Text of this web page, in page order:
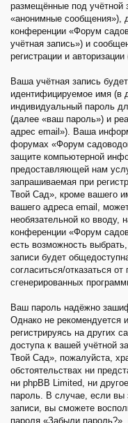
размещённые под учётной
«анонимные сообщения»),
конференции «Форум
учётная запись») и
регистрации и
Ваша учётная запись
идентифицируемое имя (в
индивидуальный пароль
(далее «ваш пароль») и
адрес email»). Ваша
форумах «Форум
защите компьютерной
предоставляющей нам
запрашиваемая при
Твой Сад», кроме вашего
вашего адреса email,
необязательной ко вводу,
конференции «Форум
есть возможность
записи будет
согласиться/отказаться
сгенерированных
Ваш пароль надёжно
Однако не рекомендуется
регистрируясь на других
доступа к вашей учётной
Твой Сад», пожалуйста,
обстоятельствах ни
ни phpBB Limited, ни
пароль. В случае, если вы
записи, вы сможете
пароля «Забыли